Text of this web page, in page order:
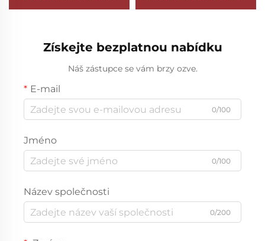
zinku, lesklá medaile pro
medaile pro basketbalové
Získejte bezplatnou nabídku
Náš zástupce se vám brzy ozve.
E-mail
0/100
Jméno
0/100
Název společnosti
0/200